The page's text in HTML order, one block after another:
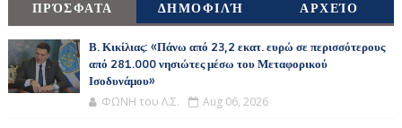
ΠΡΌΣΦΑΤΑ ΔΗΜΟΦΙΛΉ ΑΡΧΕΊΟ
Β. Κικίλιας: «Πάνω από 23,2 εκατ. ευρώ σε περισσότερους
από 281.000 νησιώτες μέσω του Μεταφορικού
Ισοδυνάμου»
ΦΩΝΗ του Λ.Σ. Aug 06, 2026